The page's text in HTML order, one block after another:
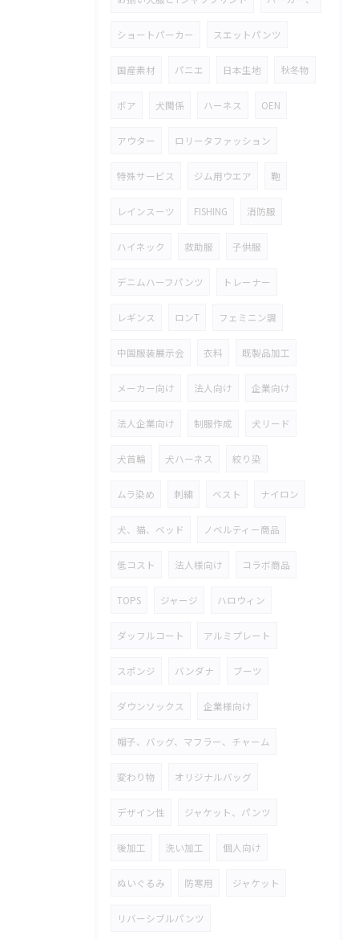
ショートパーカー スエットパンツ
国産素材 パニエ 日本生地 秋冬物
ボア 犬関係 ハーネス OEN
アウター ロリータファッション
特殊サービス ジム用ウエア 鞄
レインスーツ FISHING 消防服
ハイネック 救助服 子供服
デニムハーフパンツ トレーナー
レギンス ロンT フェミニン調
中国服装展示会 衣料 既製品加工
メーカー向け 法人向け 企業向け
法人企業向け 制服作成 犬リード
犬首輪 犬ハーネス 絞り染
ムラ染め 刺繍 ベスト ナイロン
犬、猫、ベッド ノベルティー商品
低コスト 法人様向け コラボ商品
TOPS ジャージ ハロウィン
ダッフルコート アルミプレート
スポンジ バンダナ ブーツ
ダウンソックス 企業様向け
帽子、バッグ、マフラー、チャーム
変わり物 オリジナルバッグ
デザイン性 ジャケット、パンツ
後加工 洗い加工 個人向け
ぬいぐるみ 防寒用 ジャケット
リバーシブルパンツ